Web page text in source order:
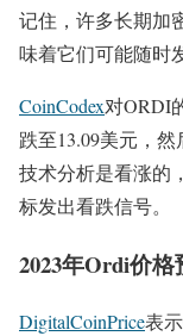
记住，许多长期加
味着它们可能随时
CoinCodex对ORDI
跌至13.09美元，
技术分析是看涨的
标发出看跌信号。
2023年Ordi价格
DigitalCoinPrice表